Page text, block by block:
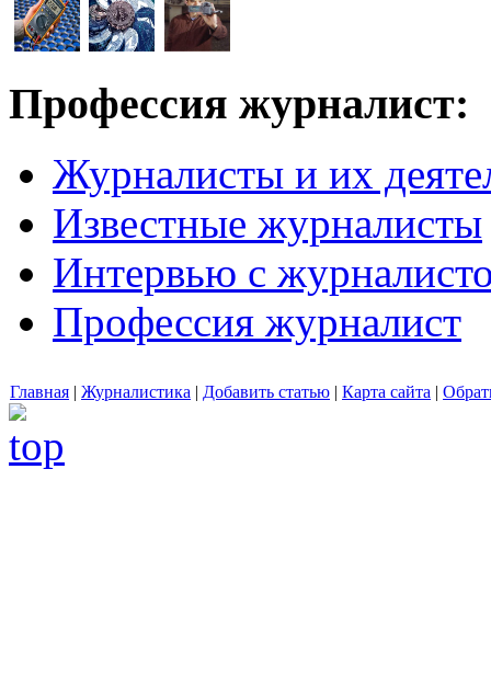
Профессия журналист:
Журналисты и их
Известные журналисты
Интервью с
Профессия журналист
Главная | Журналистика | Добавить статью | Карта сайта |